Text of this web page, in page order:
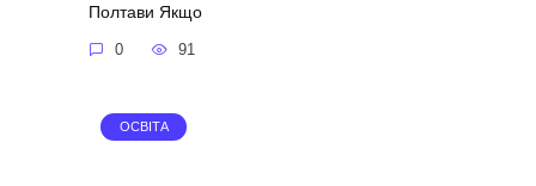
Полтави Якщо
0 91
ОСВІТА